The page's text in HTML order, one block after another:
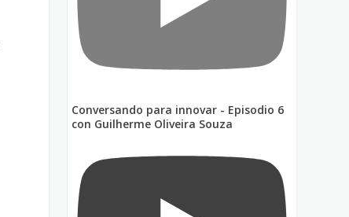
Conversando para innovar - Episodio 6
con Guilherme Oliveira Souza